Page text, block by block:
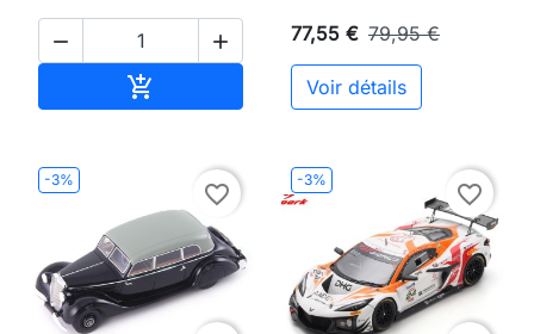
 
 Ajouter au panier
77,55 € 79,95 €
Voir détails
-3%
favorite_border
-3%
favorite_border